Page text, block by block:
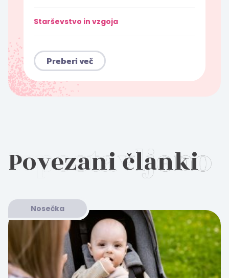
Starševstvo in vzgoja
Preberi več
Povezani članki
Nosečka